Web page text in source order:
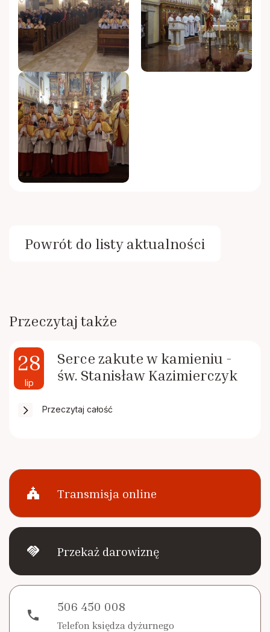
church Transmisja online
handshake Przekaż darowiznę
phone
506 450 008
Telefon księdza dyżurnego
Powrót do listy aktualności
Przeczytaj także
28
lip
Serce zakute w kamieniu -
św. Stanisław Kazimierczyk
Przeczytaj całość